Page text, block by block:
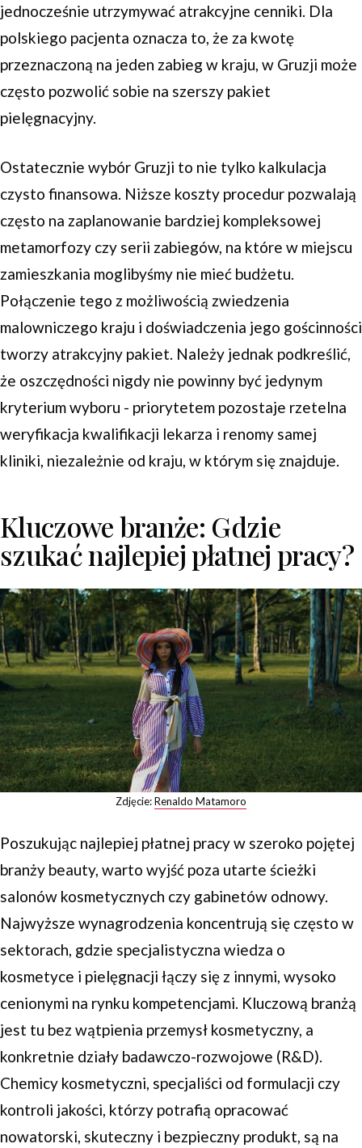
jednocześnie utrzymywać atrakcyjne cenniki. Dla
polskiego pacjenta oznacza to, że za kwotę
przeznaczoną na jeden zabieg w kraju, w Gruzji może
często pozwolić sobie na szerszy pakiet
pielęgnacyjny.
Ostatecznie wybór Gruzji to nie tylko kalkulacja
czysto finansowa. Niższe koszty procedur pozwalają
często na zaplanowanie bardziej kompleksowej
metamorfozy czy serii zabiegów, na które w miejscu
zamieszkania moglibyśmy nie mieć budżetu.
Połączenie tego z możliwością zwiedzenia
malowniczego kraju i doświadczenia jego gościnności
tworzy atrakcyjny pakiet. Należy jednak podkreślić,
że oszczędności nigdy nie powinny być jedynym
kryterium wyboru - priorytetem pozostaje rzetelna
weryfikacja kwalifikacji lekarza i renomy samej
kliniki, niezależnie od kraju, w którym się znajduje.
Kluczowe branże: Gdzie
szukać najlepiej płatnej pracy?
Zdjęcie:Renaldo Matamoro
Poszukując najlepiej płatnej pracy w szeroko pojętej
branży beauty, warto wyjść poza utarte ścieżki
salonów kosmetycznych czy gabinetów odnowy.
Najwyższe wynagrodzenia koncentrują się często w
sektorach, gdzie specjalistyczna wiedza o
kosmetyce i pielęgnacji łączy się z innymi, wysoko
cenionymi na rynku kompetencjami. Kluczową branżą
jest tu bez wątpienia przemysł kosmetyczny, a
konkretnie działy badawczo-rozwojowe (R&D).
Chemicy kosmetyczni, specjaliści od formulacji czy
kontroli jakości, którzy potrafią opracować
nowatorski, skuteczny i bezpieczny produkt, są na